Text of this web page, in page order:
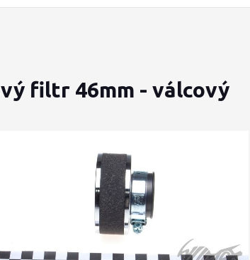
filtr 46mm - válcový